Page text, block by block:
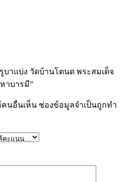
าแบ่ง วัดบ้านโตนด พระสมเด็จ
าบารมี”
คนอื่นเห็น ช่องข้อมูลจำเป็นถูกทำ